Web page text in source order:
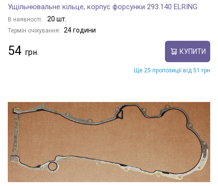
Ущільнювальне кільце, корпус форсунки 293.140 ELRING
В наявності: 20 шт.
Термін очікування: 24 години
54 КУПИТИ
Ще 25 пропозиції від 51 грн